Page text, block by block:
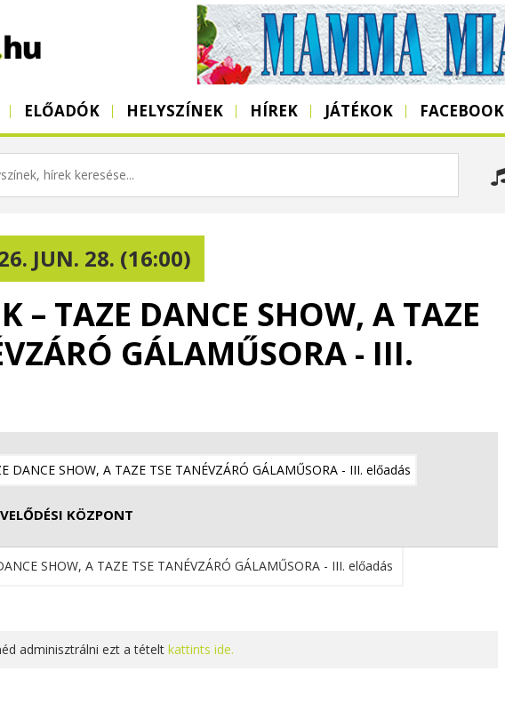
ELŐADÓK HELYSZÍNEK HÍREK JÁTÉKOK FACEBOOK
JUN. 28. (16:00)
– TAZE DANCE SHOW, A TAZE
GÁLAMŰSORA - III.
KÖZPONT
adminisztrálni ezt a tételt kattints ide.